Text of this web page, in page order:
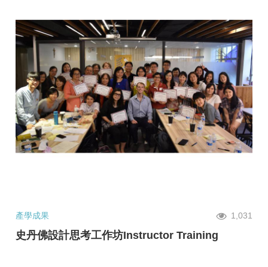
產學成果 1,031
史丹佛設計思考工作坊Instructor Training